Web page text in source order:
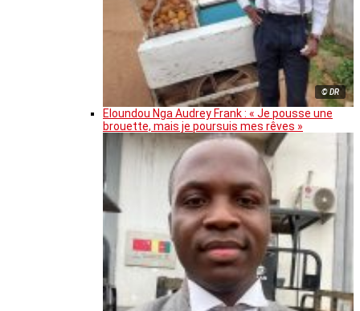
© DR
Eloundou Nga Audrey Frank : « Je pousse une
brouette, mais je poursuis mes rêves »